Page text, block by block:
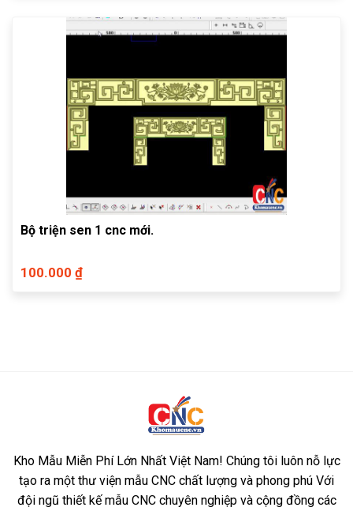
Bộ triện sen 1 cnc mới.
100.000 ₫
Kho Mẫu Miễn Phí Lớn Nhất Việt Nam! Chúng tôi luôn nỗ lực
tạo ra một thư viện mẫu CNC chất lượng và phong phú Với
đội ngũ thiết kế mẫu CNC chuyên nghiệp và cộng đồng các